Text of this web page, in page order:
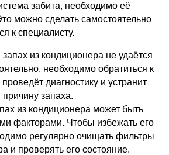
забита, необходимо её
можно сделать самостоятельно
к специалисту.
из кондиционера не удаётся
необходимо обратиться к
диагностику и устранит
причину запаха.
из кондиционера может быть
факторами. Чтобы избежать его
регулярно очищать фильтры
и проверять его состояние.